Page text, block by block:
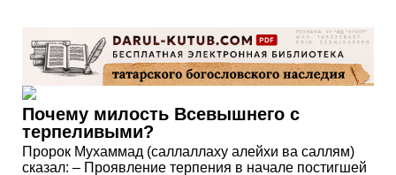
Почему милость Всевышнего с
терпеливыми?
Пророк Мухаммад (саллаллаху алейхи ва саллям)
сказал: – Проявление терпения в начале постигшей